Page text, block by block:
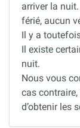
arriver la
férié, aucun
Il y a
Il existe
nuit.
Nous vous
cas
d’obtenir les